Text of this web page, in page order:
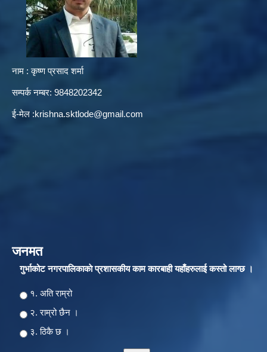
नाम : कृष्ण प्रसाद शर्मा
सम्पर्क नम्बर: 9848202342
ई-मेल :krishna.sktlode@gmail.com
जनमत
गुर्भाकोट नगरपालिकाकाे प्रशासकीय काम कारबाही यहाँहरुलाई कस्तो लाग्छ ।
Choices
१. अति राम्रो
२‍‍. राम्रो छैन ।
३. ठिकै छ ।